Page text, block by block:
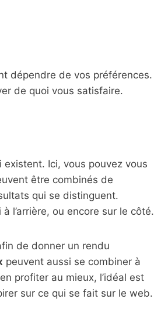
dépendre de vos préférences.
de quoi vous satisfaire.
Ici, vous pouvez vous
être combinés de
qui se distinguent.
l’arrière, ou encore sur le côté.
de donner un rendu
peuvent aussi se combiner à
profiter au mieux, l’idéal est
sur ce qui se fait sur le web.